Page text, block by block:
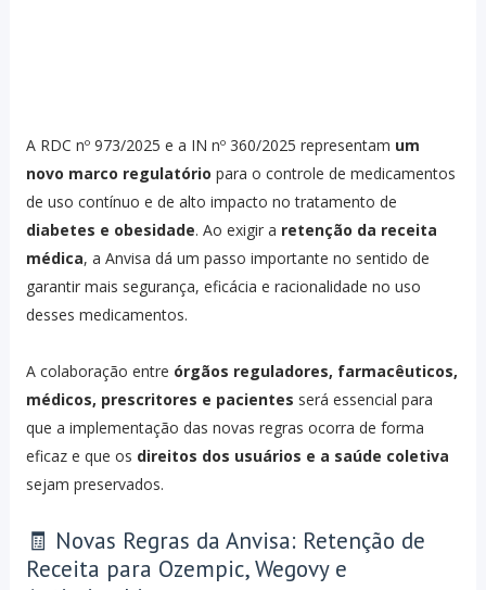
A RDC nº 973/2025 e a IN nº 360/2025 representam um
novo marco regulatório para o controle de medicamentos
de uso contínuo e de alto impacto no tratamento de
diabetes e obesidade. Ao exigir a retenção da receita
médica, a Anvisa dá um passo importante no sentido de
garantir mais segurança, eficácia e racionalidade no uso
desses medicamentos.
A colaboração entre órgãos reguladores, farmacêuticos,
médicos, prescritores e pacientes será essencial para
que a implementação das novas regras ocorra de forma
eficaz e que os direitos dos usuários e a saúde coletiva
sejam preservados.
🧾 Novas Regras da Anvisa: Retenção de
Receita para Ozempic, Wegovy e